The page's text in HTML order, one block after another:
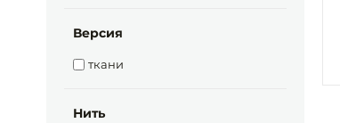
Версия
ткани
Нить